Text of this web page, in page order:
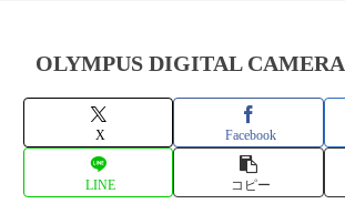
OLYMPUS DIGITAL CAMERA
X Facebook
LINE コピー